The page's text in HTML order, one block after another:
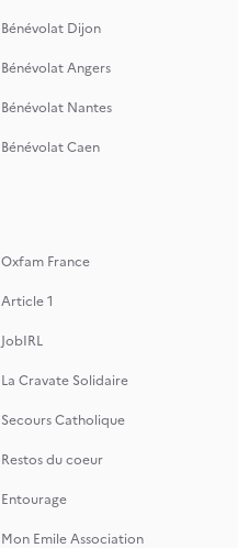
Bénévolat Dijon
Bénévolat Angers
Bénévolat Nantes
Bénévolat Caen
Oxfam France
Article 1
JobIRL
La Cravate Solidaire
Secours Catholique
Restos du coeur
Entourage
Mon Emile Association